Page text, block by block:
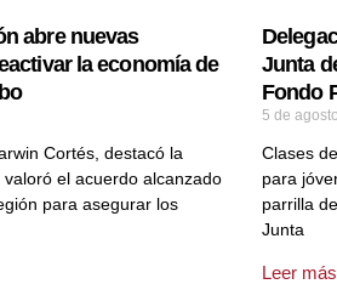
abre nuevas
la economía de
Cortés, destacó la
el acuerdo alcanzado
para asegurar los
Junta
Fondo
5 de
Clases
para
parrilla
Junta
Leer